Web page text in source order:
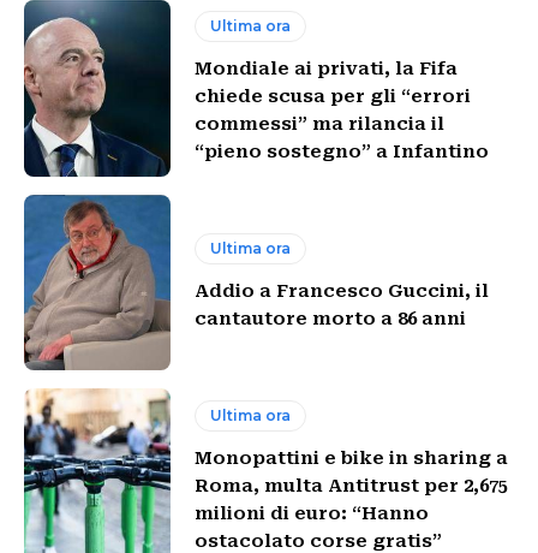
Ultima ora
Mondiale ai privati, la Fifa
chiede scusa per gli “errori
commessi” ma rilancia il
“pieno sostegno” a Infantino
Ultima ora
Addio a Francesco Guccini, il
cantautore morto a 86 anni
Ultima ora
Monopattini e bike in sharing a
Roma, multa Antitrust per 2,675
milioni di euro: “Hanno
ostacolato corse gratis”